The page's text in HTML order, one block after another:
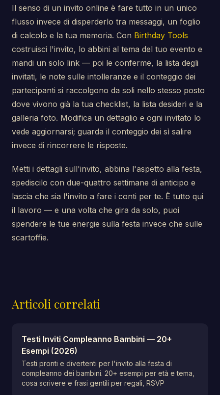
Il senso di un invito online è fare tutto in un unico
flusso invece di disperderlo tra messaggi, un foglio
di calcolo e la tua memoria. Con Birthday Tools
costruisci l'invito, lo abbini al tema del tuo evento e
mandi un solo link — poi le conferme, la lista degli
invitati, le note sulle intolleranze e il conteggio dei
partecipanti si raccolgono da soli nello stesso posto
dove vivono già la tua checklist, la lista desideri e la
galleria foto. Modifica un dettaglio e ogni invitato lo
vede aggiornarsi; guarda il conteggio dei sì salire
invece di rincorrere le risposte.
Metti i dettagli sull'invito, abbina l'aspetto alla festa,
spediscilo con due-quattro settimane di anticipo e
lascia che sia l'invito a fare i conti per te. È tutto qui
il lavoro — e una volta che gira da solo, puoi
spendere le tue energie sulla festa invece che sulle
scartoffie.
Articoli correlati
Testi Inviti Compleanno Bambini — 20+
Esempi (2026)
Testi pronti e divertenti per l'invito alla festa di
compleanno dei bambini. 20+ esempi per età e tema,
cosa scrivere e frasi gentili per regali, RSVP